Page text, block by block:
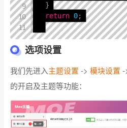
}
return 0;
选项设置
我们先进入主题设置 -> 模块设置 -
的开启及主题等功能：